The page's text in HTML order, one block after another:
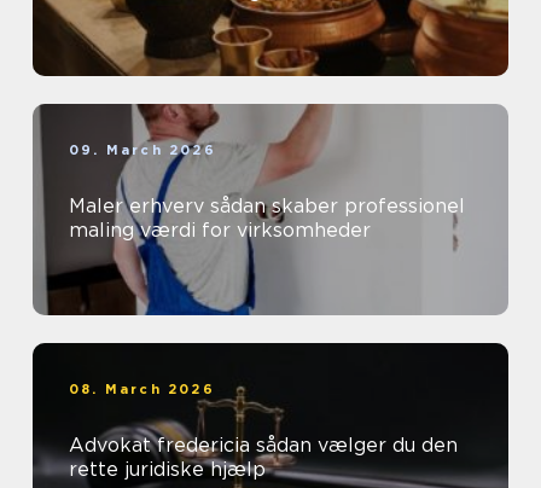
09. March 2026
Maler erhverv sådan skaber professionel
maling værdi for virksomheder
08. March 2026
Advokat fredericia sådan vælger du den
rette juridiske hjælp